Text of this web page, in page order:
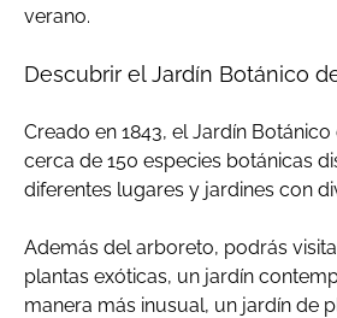
verano.
Descubrir el Jardín Botánico
Creado en 1843, el Jardín
cerca de 150 especies botánicas
diferentes lugares y jardines con
Además del arboreto, podrás
plantas exóticas, un jardín
manera más inusual, un jardín de